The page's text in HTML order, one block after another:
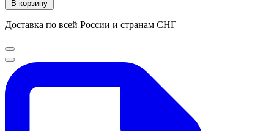
В корзину
Доставка по всей России и странам СНГ